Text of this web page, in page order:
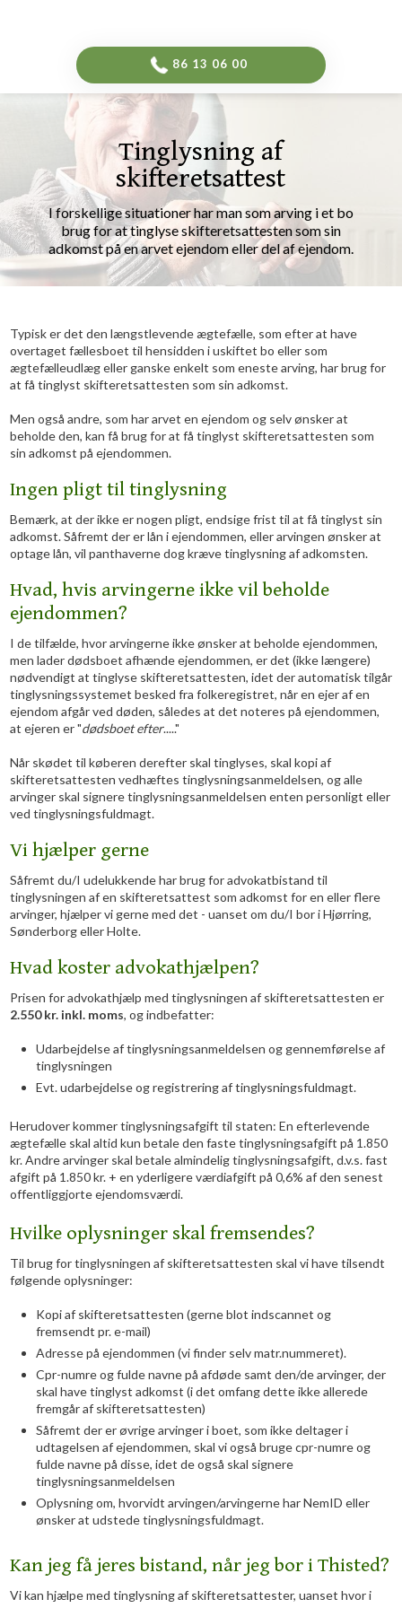
​86 13 06 00​
Tinglysning af
skifteretsattest
​​I forskellige situationer har man som arving i et bo
brug for at tinglyse skifteretsattesten som sin
adkomst på en arvet ejendom eller del af ejendom.
Typisk er det den længstlevende ægtefælle, som efter at have
overtaget fællesboet til hensidden i uskiftet bo eller som
ægtefælleudlæg eller ganske enkelt som eneste arving, har brug for
at få tinglyst skifteretsattesten som sin adkomst.
Men også andre, som har arvet en ejendom og selv ønsker at
beholde den, kan få brug for at få tinglyst skifteretsattesten som
sin adkomst på ejendommen.
Ingen pligt til tinglysning
Bemærk, at der ikke er nogen pligt, endsige frist til at få tinglyst sin
adkomst. Såfremt der er lån i ejendommen, eller arvingen ønsker at
optage lån, vil panthaverne dog kræve tinglysning af adkomsten.
Hvad, hvis arvingerne ikke vil beholde
ejendommen?
I de tilfælde, hvor arvingerne ikke ønsker at beholde ejendommen,
men lader dødsboet afhænde ejendommen, er det (ikke længere)
nødvendigt at tinglyse skifteretsattesten, idet der automatisk tilgår
tinglysningssystemet besked fra folkeregistret, når en ejer af en
ejendom afgår ved døden, således at det noteres på ejendommen,
at ejeren er "dødsboet efter....."
Når skødet til køberen derefter skal tinglyses, skal kopi af
skifteretsattesten vedhæftes tinglysningsanmeldelsen, og alle
arvinger skal signere tinglysningsanmeldelsen enten personligt eller
ved tinglysningsfuldmagt.
Vi hjælper gerne
Såfremt du/I udelukkende har brug for advokatbistand til
tinglysningen af en skifteretsattest som adkomst for en eller flere
arvinger, hjælper vi gerne med det - uanset om du/I bor i Hjørring,
Sønderborg eller Holte.
Hvad koster advokathjælpen?
Prisen for advokathjælp med tinglysningen af skifteretsattesten er
2.550 kr. inkl. moms, og indbefatter:
Udarbejdelse af tinglysningsanmeldelsen og gennemførelse af
tinglysningen
Evt. udarbejdelse og registrering af tinglysningsfuldmagt.
Herudover kommer tinglysningsafgift til staten: En efterlevende
ægtefælle skal altid kun betale den faste tinglysningsafgift på 1.850
kr. Andre arvinger skal betale almindelig tinglysningsafgift, d.v.s. fast
afgift på 1.850 kr. + en yderligere værdiafgift på 0,6% af den senest
offentliggjorte ejendomsværdi.
Hvilke oplysninger skal fremsendes?
Til brug for tinglysningen af skifteretsattesten skal vi have tilsendt
følgende oplysninger:
Kopi af skifteretsattesten (gerne blot indscannet og
fremsendt pr. e-mail)
Adresse på ejendommen (vi finder selv matr.nummeret).
Cpr-numre og fulde navne på afdøde samt den/de arvinger, der
skal have tinglyst adkomst (i det omfang dette ikke allerede
fremgår af skifteretsattesten)
Såfremt der er øvrige arvinger i boet, som ikke deltager i
udtagelsen af ejendommen, skal vi også bruge cpr-numre og
fulde navne på disse, idet de også skal signere
tinglysningsanmeldelsen
Oplysning om, hvorvidt arvingen/arvingerne har NemID eller
ønsker at udstede tinglysningsfuldmagt.
Kan jeg få jeres bistand, når jeg bor i Thisted?
Vi kan hjælpe med tinglysning af skifteretsattester, uanset hvor i